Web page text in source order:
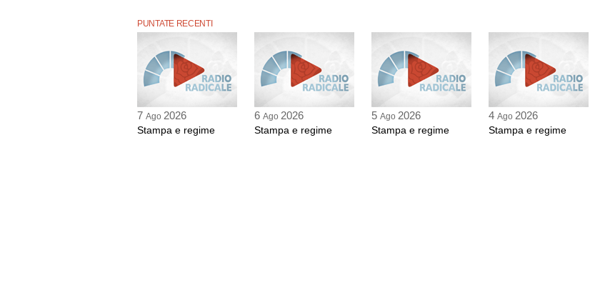
PUNTATE RECENTI
7 Ago 2026
Stampa e regime
6 Ago 2026
Stampa e regime
5 Ago 2026
Stampa e regime
4 Ago 2026
Stampa e regime